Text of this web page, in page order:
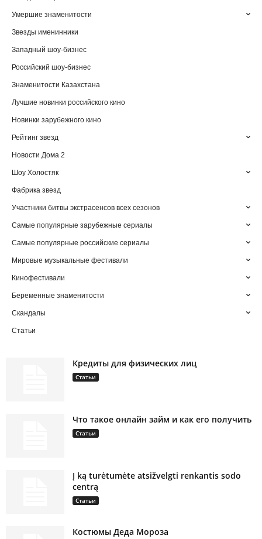
Умершие знаменитости
Звезды именинники
Западный шоу-бизнес
Российский шоу-бизнес
Знаменитости Казахстана
Лучшие новинки российского кино
Новинки зарубежного кино
Рейтинг звезд
Новости Дома 2
Шоу Холостяк
Фабрика звезд
Участники битвы экстрасенсов всех сезонов
Самые популярные зарубежные сериалы
Самые популярные российские сериалы
Мировые музыкальные фестивали
Кинофестивали
Беременные знаменитости
Скандалы
Статьи
Кредиты для физических лиц
Статьи
Что такое онлайн займ и как его получить
Статьи
Į ką turėtumėte atsižvelgti renkantis sodo
centrą
Статьи
Костюмы Деда Мороза